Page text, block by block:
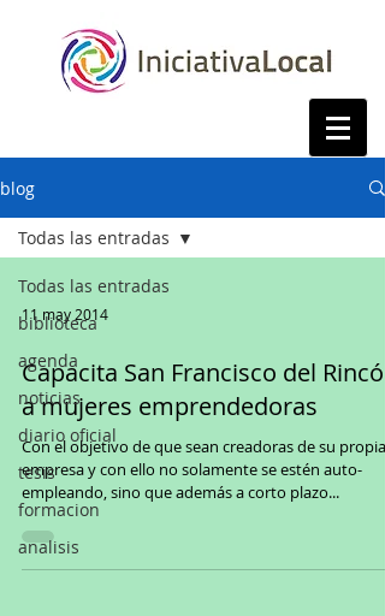
blog
Todas las entradas
biblioteca
agenda
noticias
diario oficial
tesis
formacion
analisis
Todas las entradas
11 may 2014
Capacita San Francisco del Rincón
a mujeres emprendedoras
Con el objetivo de que sean creadoras de su propia
empresa y con ello no solamente se estén auto-
empleando, sino que además a corto plazo...